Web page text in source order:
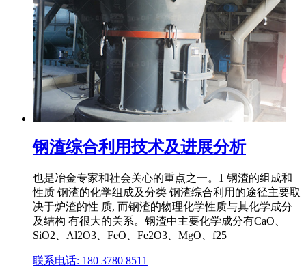
钢渣综合利用技术及进展分析
也是冶金专家和社会关心的重点之一。1 钢渣的组成和
性质 钢渣的化学组成及分类 钢渣综合利用的途径主要取
决于炉渣的性 质, 而钢渣的物理化学性质与其化学成分
及结构 有很大的关系。钢渣中主要化学成分有CaO、
SiO2、Al2O3、FeO、Fe2O3、MgO、f25
联系电话: 180 3780 8511